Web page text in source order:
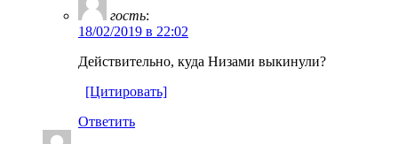
гость:
18/02/2019 в 22:02
Действительно, куда Низами выкинули?
[Цитировать]
Ответить